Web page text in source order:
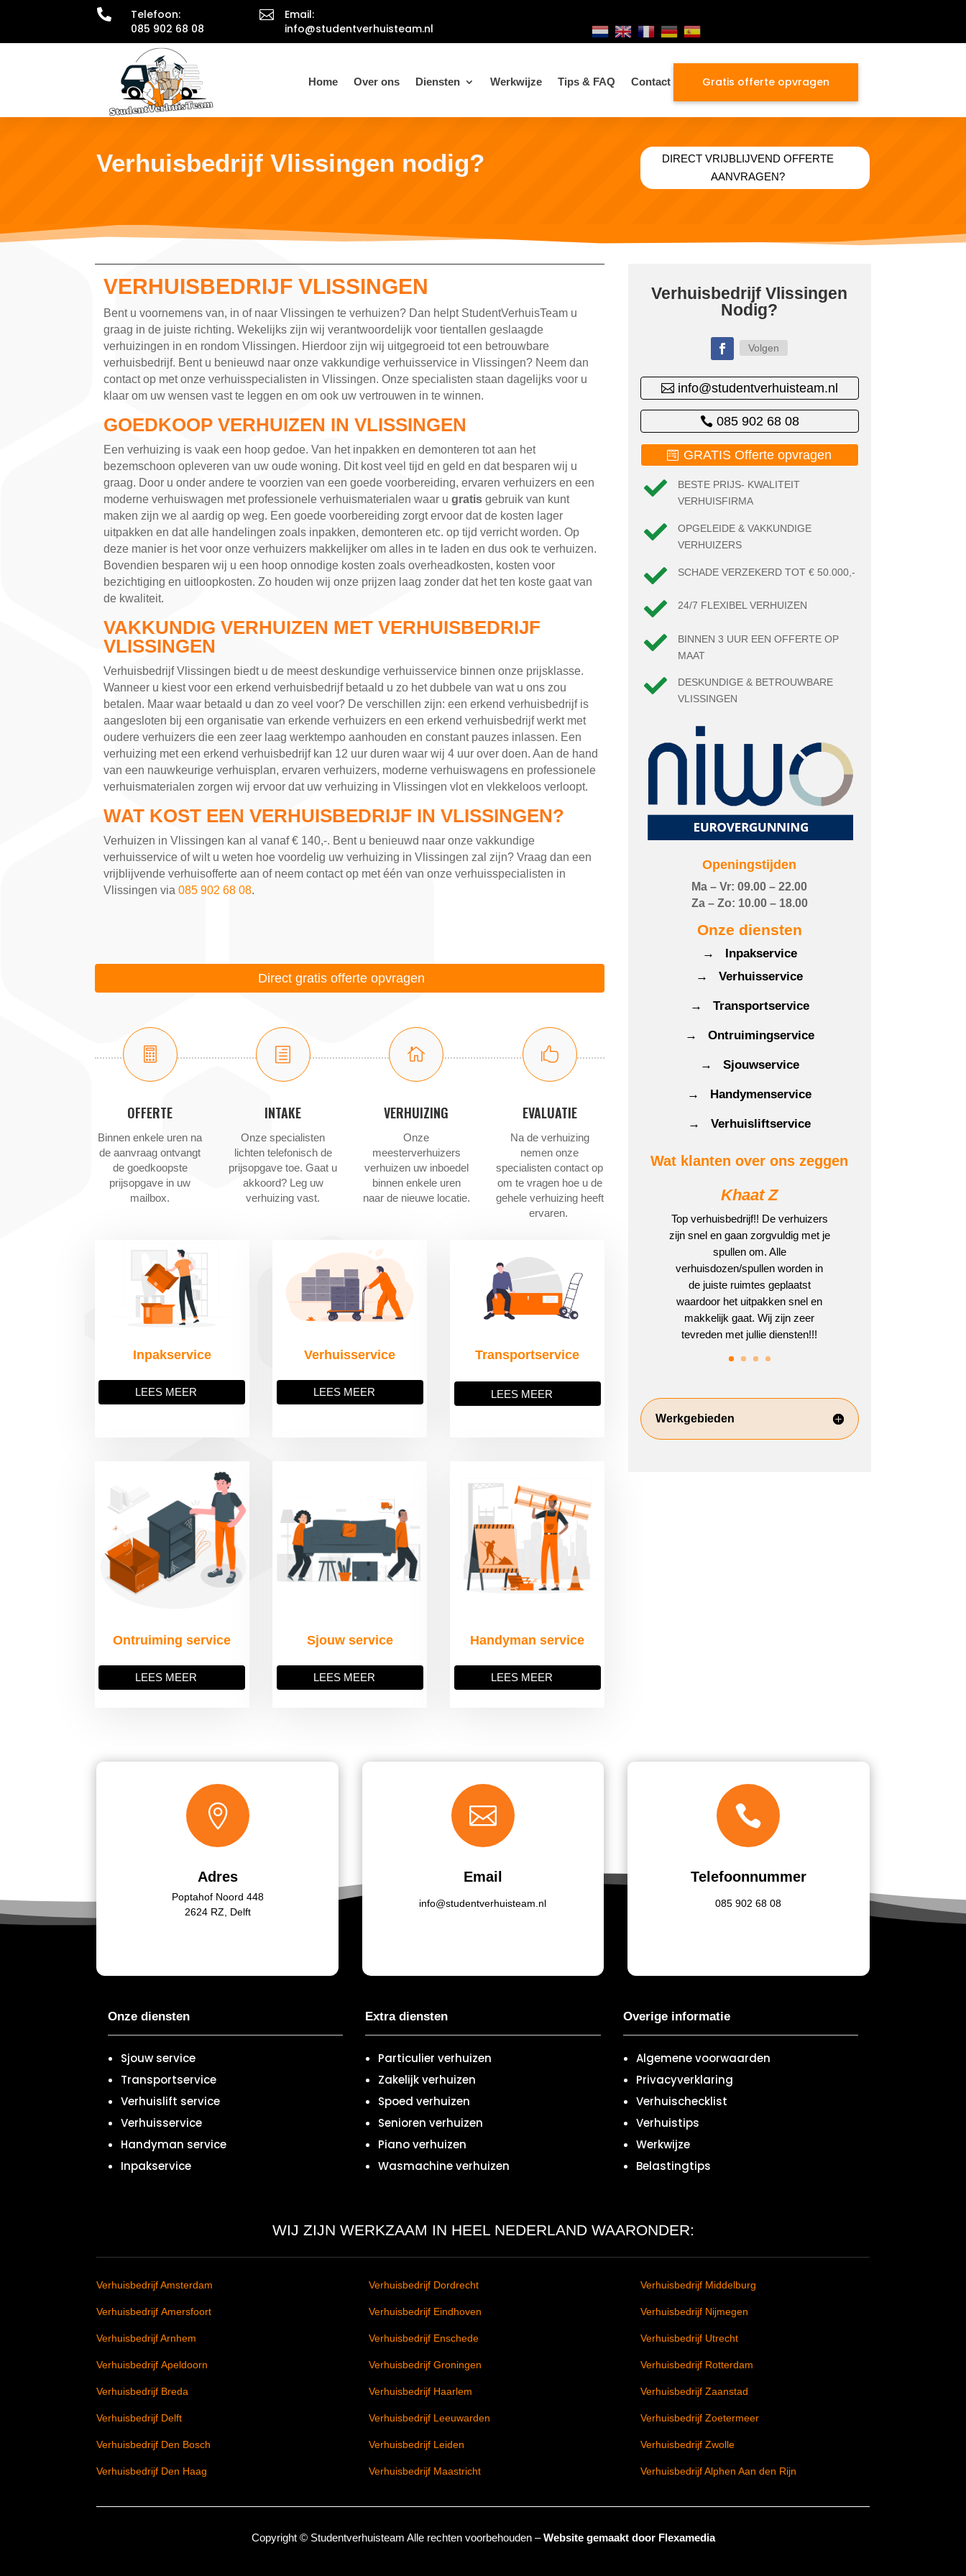

Telefoon:
085 902 68 08

Email:
info@studentverhuisteam.nl
Home Over ons Diensten Werkwijze Tips & FAQ Contact Gratis offerte opvragen
Verhuisbedrijf Vlissingen nodig?
DIRECT VRIJBLIJVEND OFFERTE
AANVRAGEN?
VERHUISBEDRIJF VLISSINGEN
Bent u voornemens van, in of naar Vlissingen te verhuizen? Dan helpt StudentVerhuisTeam u
graag in de juiste richting. Wekelijks zijn wij verantwoordelijk voor tientallen geslaagde
verhuizingen in en rondom Vlissingen. Hierdoor zijn wij uitgegroeid tot een betrouwbare
verhuisbedrijf. Bent u benieuwd naar onze vakkundige verhuisservice in Vlissingen? Neem dan
contact op met onze verhuisspecialisten in Vlissingen. Onze specialisten staan dagelijks voor u
klaar om uw wensen vast te leggen en om ook uw vertrouwen in te winnen.
GOEDKOOP VERHUIZEN IN VLISSINGEN
Een verhuizing is vaak een hoop gedoe. Van het inpakken en demonteren tot aan het
bezemschoon opleveren van uw oude woning. Dit kost veel tijd en geld en dat besparen wij u
graag. Door u onder andere te voorzien van een goede voorbereiding, ervaren verhuizers en een
moderne verhuiswagen met professionele verhuismaterialen waar u gratis gebruik van kunt
maken zijn we al aardig op weg. Een goede voorbereiding zorgt ervoor dat de kosten lager
uitpakken en dat alle handelingen zoals inpakken, demonteren etc. op tijd verricht worden. Op
deze manier is het voor onze verhuizers makkelijker om alles in te laden en dus ook te verhuizen.
Bovendien besparen wij u een hoop onnodige kosten zoals overheadkosten, kosten voor
bezichtiging en uitloopkosten. Zo houden wij onze prijzen laag zonder dat het ten koste gaat van
de kwaliteit.
VAKKUNDIG VERHUIZEN MET VERHUISBEDRIJF
VLISSINGEN
Verhuisbedrijf Vlissingen biedt u de meest deskundige verhuisservice binnen onze prijsklasse.
Wanneer u kiest voor een erkend verhuisbedrijf betaald u zo het dubbele van wat u ons zou
betalen. Maar waar betaald u dan zo veel voor? De verschillen zijn: een erkend verhuisbedrijf is
aangesloten bij een organisatie van erkende verhuizers en een erkend verhuisbedrijf werkt met
oudere verhuizers die een zeer laag werktempo aanhouden en constant pauzes inlassen. Een
verhuizing met een erkend verhuisbedrijf kan 12 uur duren waar wij 4 uur over doen. Aan de hand
van een nauwkeurige verhuisplan, ervaren verhuizers, moderne verhuiswagens en professionele
verhuismaterialen zorgen wij ervoor dat uw verhuizing in Vlissingen vlot en vlekkeloos verloopt.
WAT KOST EEN VERHUISBEDRIJF IN VLISSINGEN?
Verhuizen in Vlissingen kan al vanaf € 140,-. Bent u benieuwd naar onze vakkundige
verhuisservice of wilt u weten hoe voordelig uw verhuizing in Vlissingen zal zijn? Vraag dan een
vrijblijvende verhuisofferte aan of neem contact op met één van onze verhuisspecialisten in
Vlissingen via 085 902 68 08.
Direct gratis offerte opvragen

OFFERTE
Binnen enkele uren na
de aanvraag ontvangt
de goedkoopste
prijsopgave in uw
mailbox.
h
INTAKE
Onze specialisten
lichten telefonisch de
prijsopgave toe. Gaat u
akkoord? Leg uw
verhuizing vast.

VERHUIZING
Onze
meesterverhuizers
verhuizen uw inboedel
binnen enkele uren
naar de nieuwe locatie.

EVALUATIE
Na de verhuizing
nemen onze
specialisten contact op
om te vragen hoe u de
gehele verhuizing heeft
ervaren.
Inpakservice
LEES MEER
Verhuisservice
LEES MEER
Transportservice
LEES MEER
Ontruiming service
LEES MEER
Sjouw service
LEES MEER
Handyman service
LEES MEER
Verhuisbedrijf Vlissingen
Nodig?
Volgen
info@studentverhuisteam.nl
085 902 68 08
GRATIS Offerte opvragen

BESTE PRIJS- KWALITEIT
VERHUISFIRMA

OPGELEIDE & VAKKUNDIGE
VERHUIZERS
 SCHADE VERZEKERD TOT € 50.000,-
 24/7 FLEXIBEL VERHUIZEN

BINNEN 3 UUR EEN OFFERTE OP
MAAT

DESKUNDIGE & BETROUWBARE
VLISSINGEN
Openingstijden
Ma – Vr: 09.00 – 22.00
Za – Zo: 10.00 – 18.00
Onze diensten
→ Inpakservice
→ Verhuisservice
→ Transportservice
→ Ontruimingservice
→ Sjouwservice
→ Handymenservice
→ Verhuisliftservice
Wat klanten over ons zeggen
Khaat Z
Top verhuisbedrijf!! De verhuizers
zijn snel en gaan zorgvuldig met je
spullen om. Alle
verhuisdozen/spullen worden in
de juiste ruimtes geplaatst
waardoor het uitpakken snel en
makkelijk gaat. Wij zijn zeer
tevreden met jullie diensten!!!
Werkgebieden

Adres
Poptahof Noord 448
2624 RZ, Delft

Email
info@studentverhuisteam.nl

Telefoonnummer
085902 68 08
Onze diensten
Sjouw service
Transportservice
Verhuislift service
Verhuisservice
Handyman service
Inpakservice
Extra diensten
Particulier verhuizen
Zakelijk verhuizen
Spoed verhuizen
Senioren verhuizen
Piano verhuizen
Wasmachine verhuizen
Overige informatie
Algemene voorwaarden
Privacyverklaring
Verhuischecklist
Verhuistips
Werkwijze
Belastingtips
WIJ ZIJN WERKZAAM IN HEEL NEDERLAND WAARONDER:
Verhuisbedrijf Amsterdam
Verhuisbedrijf Amersfoort
Verhuisbedrijf Arnhem
Verhuisbedrijf Apeldoorn
Verhuisbedrijf Breda
Verhuisbedrijf Delft
Verhuisbedrijf Den Bosch
Verhuisbedrijf Den Haag
Verhuisbedrijf Dordrecht
Verhuisbedrijf Eindhoven
Verhuisbedrijf Enschede
Verhuisbedrijf Groningen
Verhuisbedrijf Haarlem
Verhuisbedrijf Leeuwarden
Verhuisbedrijf Leiden
Verhuisbedrijf Maastricht
Verhuisbedrijf Middelburg
Verhuisbedrijf Nijmegen
Verhuisbedrijf Utrecht
Verhuisbedrijf Rotterdam
Verhuisbedrijf Zaanstad
Verhuisbedrijf Zoetermeer
Verhuisbedrijf Zwolle
Verhuisbedrijf Alphen Aan den Rijn
Copyright © Studentverhuisteam Alle rechten voorbehouden –Website gemaakt door Flexamedia